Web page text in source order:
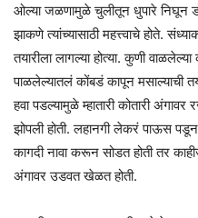
ओल्या जळणामुळे चुलीतून धुपारे निघून
झाकणे त्यांच्यासाठी महत्त्वाचे होते.
तयारीला लागल्या होत्या. कुणी
पाळलेल्यातलं कोंबडं कापून मसाल्याची
हवा पडल्यामुळे म्हातारी कोतारी
झोपली होती. लहानगी लेकरं पाऊस
कागदी नावा करून सोडत होती तर
अंगावर उडवत खेळत होती.